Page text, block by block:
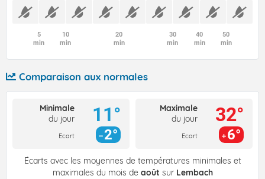
5
min
10
min
20
min
30
min
40
min
50
min
Comparaison aux normales
Minimale
du jour
Ecart
11°
2°
Maximale
du jour
Ecart
32°
6°
Écarts avec les moyennes de températures minimales et
maximales du mois de août sur Lembach